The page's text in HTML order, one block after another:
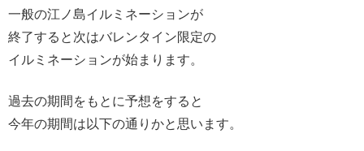
一般の江ノ島イルミネーションが
終了すると次はバレンタイン限定の
イルミネーションが始まります。
過去の期間をもとに予想をすると
今年の期間は以下の通りかと思います。